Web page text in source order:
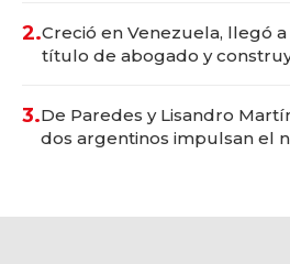
2.Creció en Venezuela, llegó
título de abogado y
3.De Paredes y Lisandro
dos argentinos impulsan el